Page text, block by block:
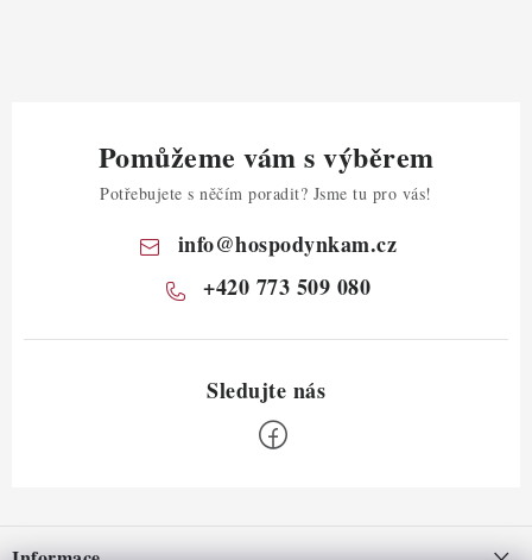
Pomůžeme vám s výběrem
Potřebujete s něčím poradit? Jsme tu pro vás!
info@hospodynkam.cz
+420 773 509 080